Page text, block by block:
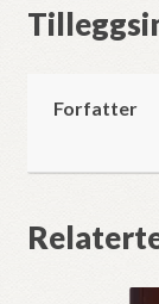
Forfatter